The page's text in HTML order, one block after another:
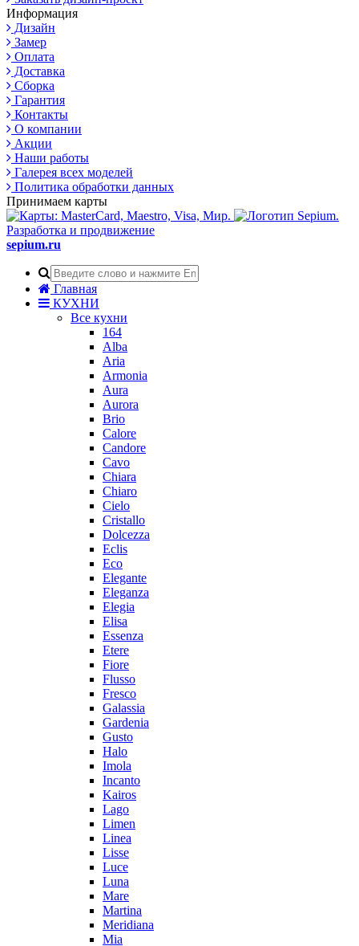
Информация
Дизайн
Замер
Оплата
Доставка
Сборка
Гарантия
Контакты
О компании
Акции
Наши работы
Галерея всех моделей
Политика обработки данных
Принимаем карты
Разработка и продвижение
sepium.ru
Главная
КУХНИ
Все кухни
164
Alba
Aria
Armonia
Aura
Aurora
Brio
Calore
Candore
Cavo
Chiara
Chiaro
Cielo
Cristallo
Dolcezza
Eclis
Eco
Elegante
Eleganza
Elegia
Elisa
Essenza
Etere
Fiore
Flusso
Fresco
Galassia
Gardenia
Gusto
Halo
Imola
Incanto
Kairos
Lago
Limen
Linea
Lisse
Luce
Luna
Mare
Martina
Meridiana
Mia